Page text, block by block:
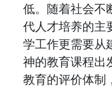
低。随着社会不
代人才培养的主
学工作更需要从
神的教育课程出
教育的评价体制